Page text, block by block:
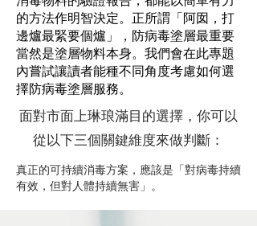
的方法作明智決定。正所謂「阿囡，打
邊爐最緊要個爐」，防病毒塗層最重要
當然是塗層物料本身。我們會在此專題
內嘗試讓讀者能種不同角度考慮如何選
擇防病毒塗層服務。
面對市面上琳琅滿目的選擇，你可以
從以下三個關鍵維度來做判斷：
真正的可持續消毒方案，應該是「對病毒持續
有效，但對人體持續無害」。